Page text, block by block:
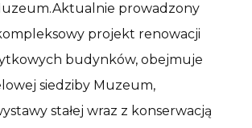
prowadzony
projekt renowacji
budynków, obejmuje
siedziby Muzeum,
stałej wraz z konserwacją